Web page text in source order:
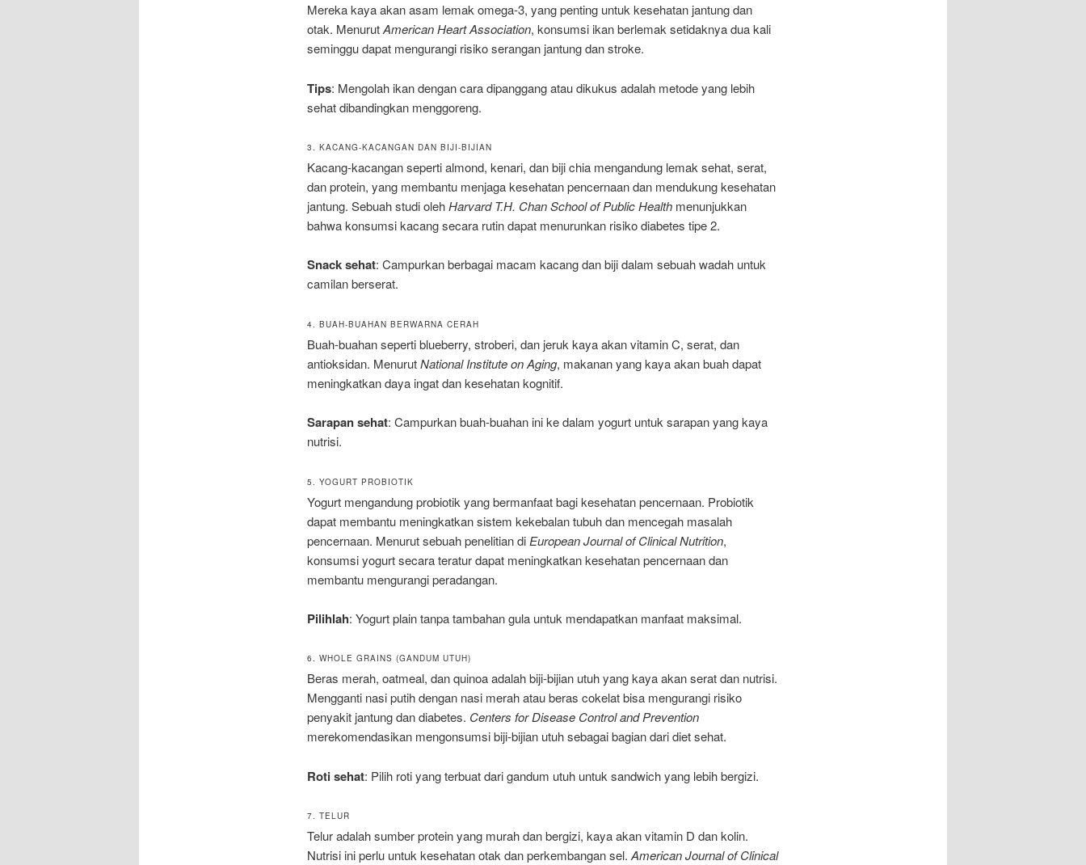
Mereka kaya akan asam lemak omega-3, yang penting untuk kesehatan jantung dan
otak. MenurutAmerican Heart Association, konsumsi ikan berlemak setidaknya dua kali
seminggu dapat mengurangi risiko serangan jantung dan stroke.
Tips: Mengolah ikan dengan cara dipanggang atau dikukus adalah metode yang lebih
sehat dibandingkan menggoreng.
3. KACANG-KACANGAN DAN BIJI-BIJIAN
Kacang-kacangan seperti almond, kenari, dan biji chia mengandung lemak sehat, serat,
dan protein, yang membantu menjaga kesehatan pencernaan dan mendukung kesehatan
jantung. Sebuah studi olehHarvard T.H. Chan School of Public Healthmenunjukkan
bahwa konsumsi kacang secara rutin dapat menurunkan risiko diabetes tipe 2.
Snack sehat: Campurkan berbagai macam kacang dan biji dalam sebuah wadah untuk
camilan berserat.
4. BUAH-BUAHAN BERWARNA CERAH
Buah-buahan seperti blueberry, stroberi, dan jeruk kaya akan vitamin C, serat, dan
antioksidan. MenurutNational Institute on Aging, makanan yang kaya akan buah dapat
meningkatkan daya ingat dan kesehatan kognitif.
Sarapan sehat: Campurkan buah-buahan ini ke dalam yogurt untuk sarapan yang kaya
nutrisi.
5. YOGURT PROBIOTIK
Yogurt mengandung probiotik yang bermanfaat bagi kesehatan pencernaan. Probiotik
dapat membantu meningkatkan sistem kekebalan tubuh dan mencegah masalah
pencernaan. Menurut sebuah penelitian di European Journal of Clinical Nutrition,
konsumsi yogurt secara teratur dapat meningkatkan kesehatan pencernaan dan
membantu mengurangi peradangan.
Pilihlah: Yogurt plain tanpa tambahan gula untuk mendapatkan manfaat maksimal.
6. WHOLE GRAINS (GANDUM UTUH)
Beras merah, oatmeal, dan quinoa adalah biji-bijian utuh yang kaya akan serat dan nutrisi.
Mengganti nasi putih dengan nasi merah atau beras cokelat bisa mengurangi risiko
penyakit jantung dan diabetes. Centers for Disease Control and Prevention
merekomendasikan mengonsumsi biji-bijian utuh sebagai bagian dari diet sehat.
Roti sehat: Pilih roti yang terbuat dari gandum utuh untuk sandwich yang lebih bergizi.
7. TELUR
Telur adalah sumber protein yang murah dan bergizi, kaya akan vitamin D dan kolin.
Nutrisi ini perlu untuk kesehatan otak dan perkembangan sel. American Journal of Clinical